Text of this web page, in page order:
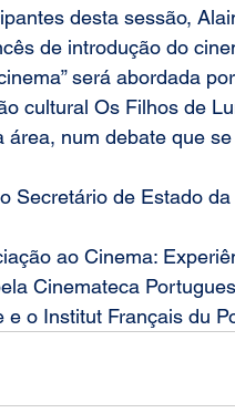
desta sessão,
de introdução do
será abordada
cultural Os Filhos de
área, num debate que
Secretário de Estado
ao Cinema:
Cinemateca
o Institut Français du